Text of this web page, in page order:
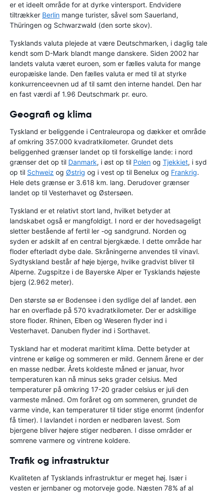
er et ideelt område for at dyrke vintersport. Endvidere
tiltrækker Berlin mange turister, såvel som Sauerland,
Thüringen og Schwarzwald (den sorte skov).
Tysklands valuta plejede at være Deutschmarken, i daglig tale
kendt som D-Mark blandt mange danskere. Siden 2002 har
landets valuta været euroen, som er fælles valuta for mange
europæiske lande. Den fælles valuta er med til at styrke
konkurrenceevnen ud af til samt den interne handel. Den har
en fast værdi af 1.96 Deutschmark pr. euro.
Geografi og klima
Tyskland er beliggende i Centraleuropa og dækker et område
af omkring 357.000 kvadratkilometer. Grundet dets
beliggenhed grænser landet op til forskellige lande: i nord
grænser det op til Danmark, i øst op til Polen og Tjekkiet, i syd
op til Schweiz og Østrig og i vest op til Benelux og Frankrig.
Hele dets grænse er 3.618 km. lang. Derudover grænser
landet op til Vesterhavet og Østersøen.
Tyskland er et relativt stort land, hvilket betyder at
landskabet også er mangfoldigt. I nord er der hovedsageligt
sletter bestående af fertil ler -og sandgrund. Norden og
syden er adskilt af en central bjergkæde. I dette område har
floder efterladt dybe dale. Skråningerne anvendes til vinavl.
Sydtyskland består af høje bjerge, hvilke gradvist bliver til
Alperne. Zugspitze i de Bayerske Alper er Tysklands højeste
bjerg (2.962 meter).
Den største sø er Bodensee i den sydlige del af landet. øen
har en overflade på 570 kvadratkilometer. Der er adskillige
store floder. Rhinen, Elben og Weseren flyder ind i
Vesterhavet. Danuben flyder ind i Sorthavet.
Tyskland har et moderat maritimt klima. Dette betyder at
vintrene er kølige og sommeren er mild. Gennem årene er der
en masse nedbør. Årets koldeste måned er januar, hvor
temperaturen kan nå minus seks grader celsius. Med
temperaturer på omkring 17-20 grader celsius er juli den
varmeste måned. Om foråret og om sommeren, grundet de
varme vinde, kan temperaturer til tider stige enormt (indenfor
få timer). I lavlandet i norden er nedbøren lavest. Som
bjergene bliver højere stiger nedbøren. I disse områder er
somrene varmere og vintrene koldere.
Trafik og infrastruktur
Kvaliteten af Tysklands infrastruktur er meget høj. Især i
vesten er jernbaner og motorveje gode. Næsten 78% af al